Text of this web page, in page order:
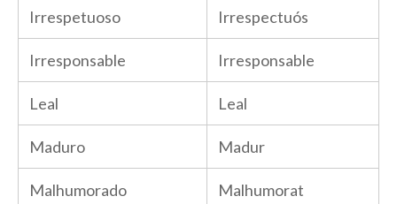
Irrespetuoso Irrespectuós
Irresponsable Irresponsable
Leal Leal
Maduro Madur
Malhumorado Malhumorat